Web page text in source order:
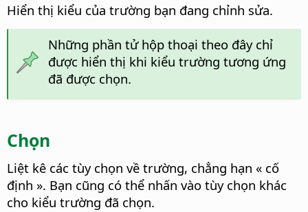
Hiển thị kiểu của trường bạn đang chỉnh sửa.
Những phần tử hộp thoại theo đây chỉ
được hiển thị khi kiểu trường tương ứng
đã được chọn.
Chọn
Liệt kê các tùy chọn về trường, chẳng hạn « cố
định ». Bạn cũng có thể nhấn vào tùy chọn khác
cho kiểu trường đã chọn.